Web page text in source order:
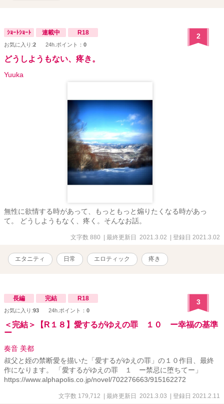
ｼｮｰﾄｼｮｰﾄ 連載中 R18
お気に入り:2 24h.ポイント： 0
2
どうしようもない、疼き。
Yuuka
無性に欲情する時があって、もっともっと煽りたくなる時があっ
て。 どうしようもなく、疼く。そんなお話。
文字数 880 | 最終更新日 2021.3.02 | 登録日 2021.3.02
エタニティ 日常 エロティック 疼き
長編 完結 R18
お気に入り:93 24h.ポイント： 0
3
＜完結＞【R１８】愛するがゆえの罪 １０ ー幸福の基準
ー
奏音 美都
叔父と姪の禁断愛を描いた「愛するがゆえの罪」の１０作目、最終
作になります。 「愛するがゆえの罪 １ ー禁忌に堕ちてー」
https://www.alphapolis.co.jp/novel/702276663/915162272
文字数 179,712 | 最終更新日 2021.3.03 | 登録日 2021.2.11